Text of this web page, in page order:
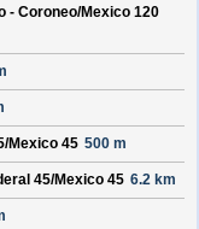
- Coroneo/Mexico 120
Mexico 45 500 m
45/Mexico 45 6.2 km